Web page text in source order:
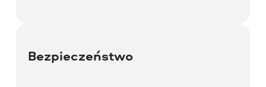
Bezpieczeństwo